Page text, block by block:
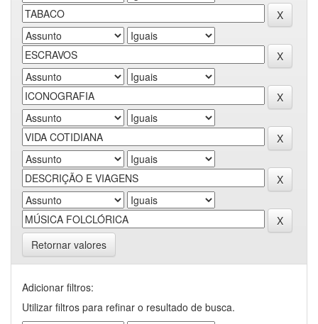
Retornar valores
Adicionar filtros:
Utilizar filtros para refinar o resultado de busca.